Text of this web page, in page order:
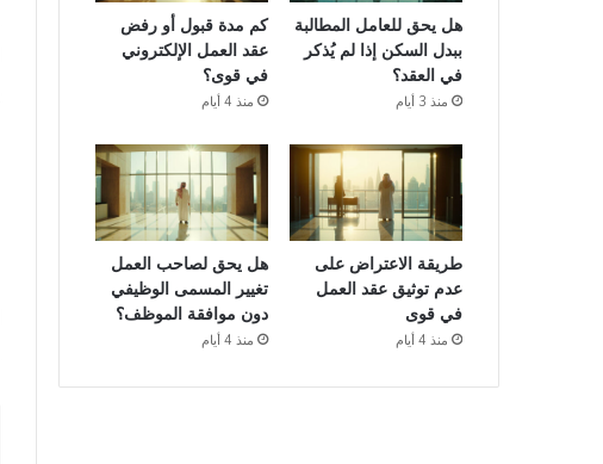
هل يحق للعامل المطالبة
ببدل السكن إذا لم يُذكر
في العقد؟
منذ 3 أيام
كم مدة قبول أو رفض
عقد العمل الإلكتروني
في قوى؟
منذ 4 أيام
طريقة الاعتراض على
عدم توثيق عقد العمل
في قوى
منذ 4 أيام
هل يحق لصاحب العمل
تغيير المسمى الوظيفي
دون موافقة الموظف؟
منذ 4 أيام